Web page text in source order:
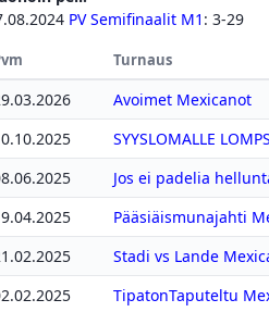
PV Semifinaalit M1 : 3-29
Turnaus
Avoimet Mexicanot
SYYSLOMALLE
Jos ei padelia
Pääsiäismunajahti
Stadi vs Lande
TipatonTaputeltu